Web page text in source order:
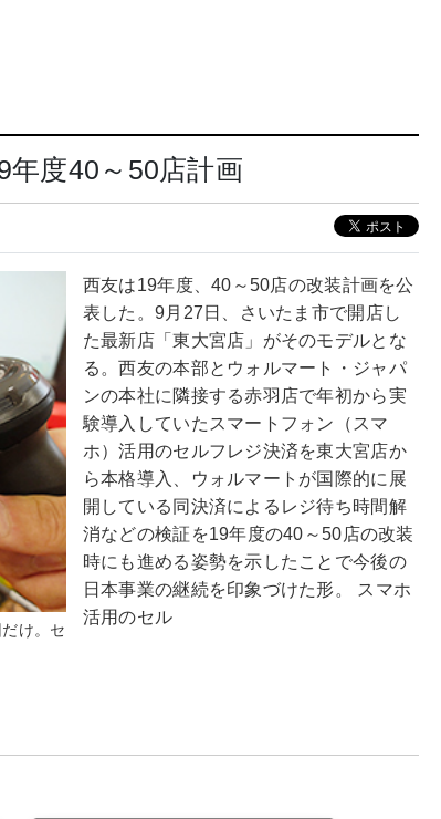
度40～50店計画
け。セ
西友は19年度、40～50店の改装計画を公
表した。9月27日、さいたま市で開店し
た最新店「東大宮店」がそのモデルとな
る。西友の本部とウォルマート・ジャパ
ンの本社に隣接する赤羽店で年初から実
験導入していたスマートフォン（スマ
ホ）活用のセルフレジ決済を東大宮店か
ら本格導入、ウォルマートが国際的に展
開している同決済によるレジ待ち時間解
消などの検証を19年度の40～50店の改装
時にも進める姿勢を示したことで今後の
日本事業の継続を印象づけた形。 スマホ
活用のセル